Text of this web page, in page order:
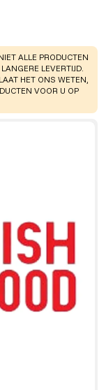
ALLE PRODUCTEN
LEVERTIJD.
HET ONS WETEN,
VOOR U OP